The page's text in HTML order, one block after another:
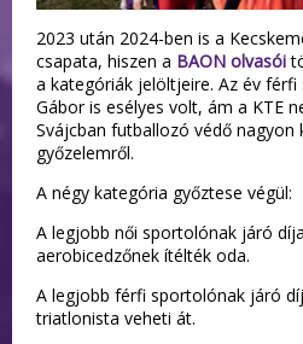
2023 után 2024-ben is a
csapata, hiszen a BAON olvasói
a kategóriák jelöltjeire. Az év
Gábor is esélyes volt, ám a KTE
Svájcban futballozó védő nagyon
győzelemről.
A négy kategória győztese végül:
A legjobb női sportolónak járó
aerobicedzőnek ítélték oda.
A legjobb férfi sportolónak járó
triatlonista veheti át.